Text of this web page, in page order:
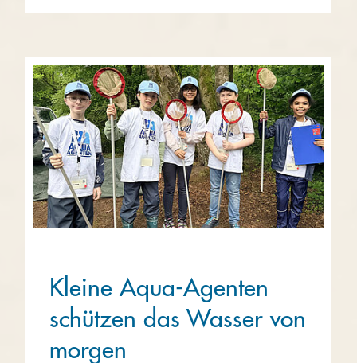
Kleine Aqua-Agenten
schützen das Wasser von
morgen